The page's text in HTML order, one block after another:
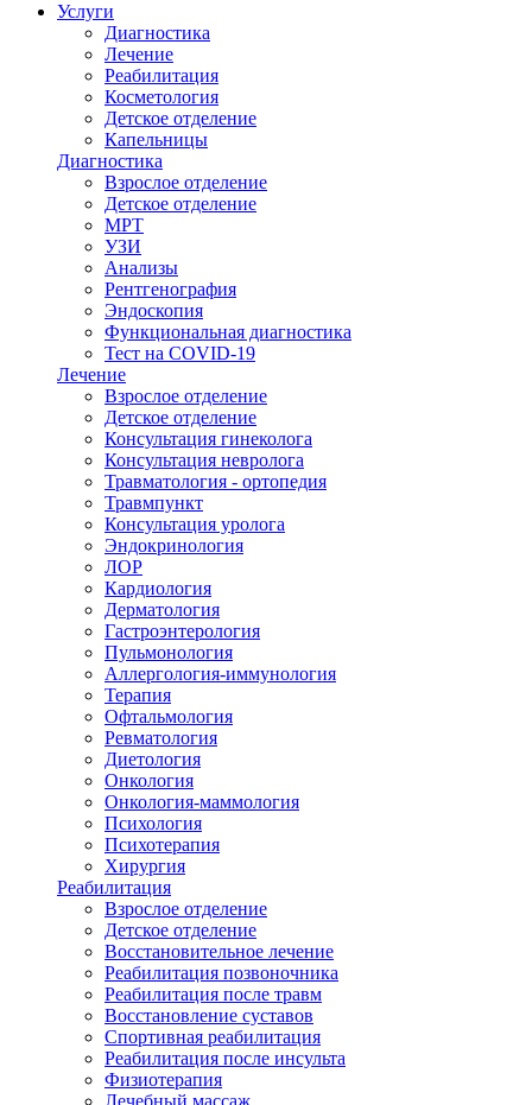
Услуги
Диагностика
Лечение
Реабилитация
Косметология
Детское отделение
Капельницы
Диагностика
Взрослое отделение
Детское отделение
МРТ
УЗИ
Анализы
Рентгенография
Эндоскопия
Функциональная диагностика
Тест на COVID-19
Лечение
Взрослое отделение
Детское отделение
Консультация гинеколога
Консультация невролога
Травматология - ортопедия
Травмпункт
Консультация уролога
Эндокринология
ЛОР
Кардиология
Дерматология
Гастроэнтерология
Пульмонология
Аллергология-иммунология
Терапия
Офтальмология
Ревматология
Диетология
Онкология
Онкология-маммология
Психология
Психотерапия
Хирургия
Реабилитация
Взрослое отделение
Детское отделение
Восстановительное лечение
Реабилитация позвоночника
Реабилитация после травм
Восстановление суставов
Спортивная реабилитация
Реабилитация после инсульта
Физиотерапия